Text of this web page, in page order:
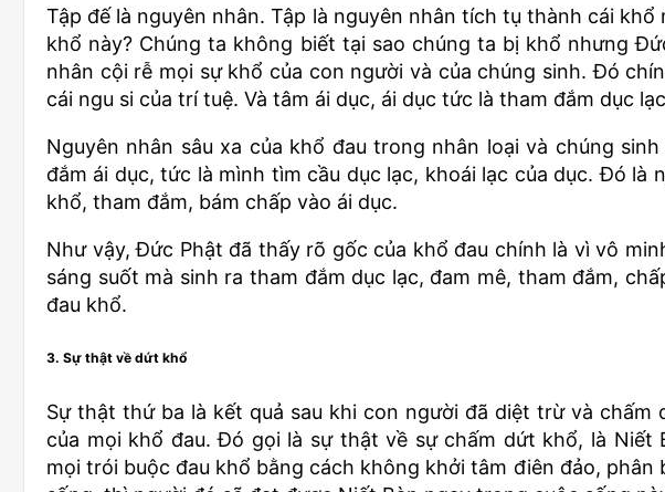
Tập đế là nguyên nhân. Tập là nguyên nhân tích tụ thành cái khổ
khổ này? Chúng ta không biết tại sao chúng ta bị khổ nhưng
nhân cội rễ mọi sự khổ của con người và của chúng sinh. Đó
cái ngu si của trí tuệ. Và tâm ái dục, ái dục tức là tham đắm dục
Nguyên nhân sâu xa của khổ đau trong nhân loại và chúng
đắm ái dục, tức là mình tìm cầu dục lạc, khoái lạc của dục. Đó là
khổ, tham đắm, bám chấp vào ái dục.
Như vậy, Đức Phật đã thấy rõ gốc của khổ đau chính là vì vô
sáng suốt mà sinh ra tham đắm dục lạc, đam mê, tham đắm,
đau khổ.
3. Sự thật về dứt khổ
Sự thật thứ ba là kết quả sau khi con người đã diệt trừ và chấm
của mọi khổ đau. Đó gọi là sự thật về sự chấm dứt khổ, là Niết
mọi trói buộc đau khổ bằng cách không khởi tâm điên đảo,